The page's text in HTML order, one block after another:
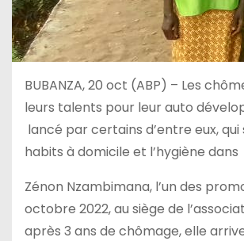
BUBANZA, 20 oct (ABP) – Les
leurs talents pour leur auto
lancé par certains d’entre eux,
habits à domicile et l’hygiène
Zénon Nzambimana, l’un des
octobre 2022, au siège de
après 3 ans de chômage, elle